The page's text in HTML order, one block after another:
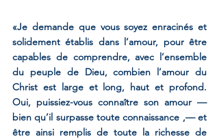
«Je demande que vous soyez enracinés et
solidement établis dans l’amour, pour être
capables de comprendre, avec l’ensemble
du peuple de Dieu, combien l’amour du
Christ est large et long, haut et profond.
Oui, puissiez-vous connaître son amour —
bien qu’il surpasse toute connaissance ,— et
être ainsi remplis de toute la richesse de